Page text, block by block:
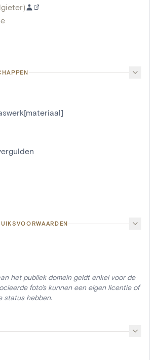
)
het publiek domein geldt enkel voor de
foto's kunnen een eigen licentie of
status hebben.